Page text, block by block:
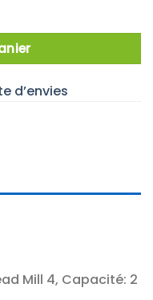
de rechange pour le
d’envies
Mill 4, Capacité: 2